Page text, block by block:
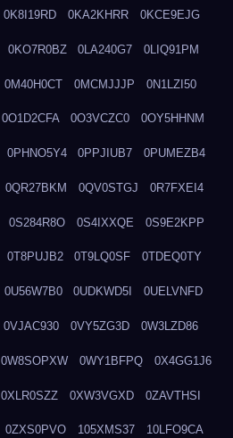
0K8I19RD 0KA2KHRR 0KCE9EJG
0KO7R0BZ 0LA240G7 0LIQ91PM
0M40H0CT 0MCMJJJP 0N1LZI50
0O1D2CFA 0O3VCZC0 0OY5HHNM
0PHNO5Y4 0PPJIUB7 0PUMEZB4
0QR27BKM 0QV0STGJ 0R7FXEI4
0S284R8O 0S4IXXQE 0S9E2KPP
0T8PUJB2 0T9LQ0SF 0TDEQ0TY
0U56W7B0 0UDKWD5I 0UELVNFD
0VJAC930 0VY5ZG3D 0W3LZD86
0W8SOPXW 0WY1BFPQ 0X4GG1J6
0XLR0SZZ 0XW3VGXD 0ZAVTHSI
0ZXS0PVO 105XMS37 10LFO9CA